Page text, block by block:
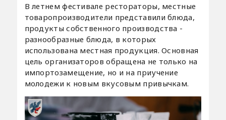
В летнем фестивале рестораторы, местные
товаропроизводители представили блюда,
продукты собственного производства -
разнообразные блюда, в которых
использована местная продукция. Основная
цель организаторов обращена не только на
импортозамещение, но и на приучение
молодежи к новым вкусовым привычкам.